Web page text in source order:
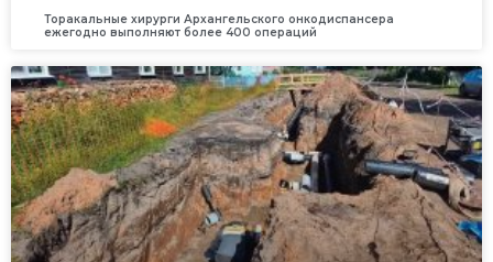
Торакальные хирурги Архангельского онкодиспансера
ежегодно выполняют более 400 операций